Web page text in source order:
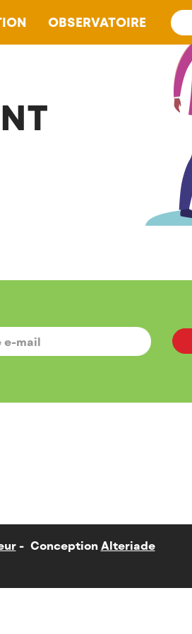
OBSERVATOIRE
Conception Alteriade